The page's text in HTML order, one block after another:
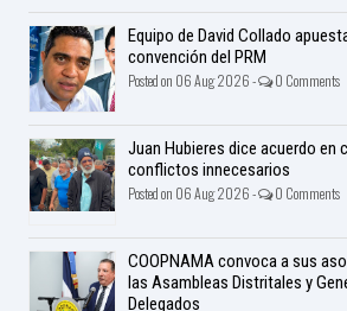
Equipo de David Collado
convención del PRM
Posted on 06 Aug 2026 - 0 Comments
Juan Hubieres dice acuerdo en
conflictos innecesarios
Posted on 06 Aug 2026 - 0 Comments
COOPNAMA convoca a sus
las Asambleas Distritales y
Delegados